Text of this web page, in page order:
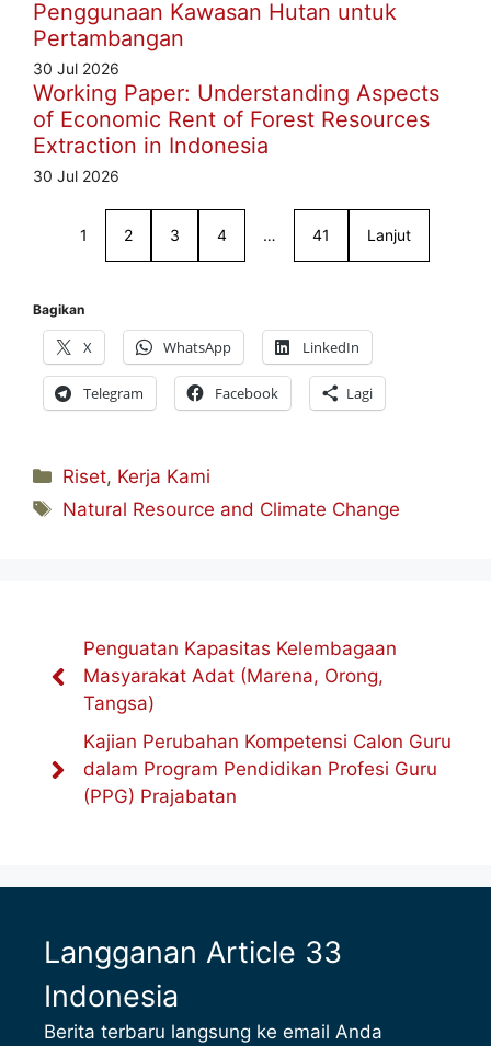
Penggunaan Kawasan Hutan untuk
Pertambangan
30 Jul 2026
Working Paper: Understanding Aspects
of Economic Rent of Forest Resources
Extraction in Indonesia
30 Jul 2026
1 2 3 4 … 41 Lanjut
Bagikan
X WhatsApp LinkedIn
Telegram Facebook Lagi
Kategori
Riset, Kerja Kami
Tag
Natural Resource and Climate Change
Penguatan Kapasitas Kelembagaan
Masyarakat Adat (Marena, Orong,
Tangsa)
Kajian Perubahan Kompetensi Calon Guru
dalam Program Pendidikan Profesi Guru
(PPG) Prajabatan
Langganan Article 33
Indonesia
Berita terbaru langsung ke email Anda